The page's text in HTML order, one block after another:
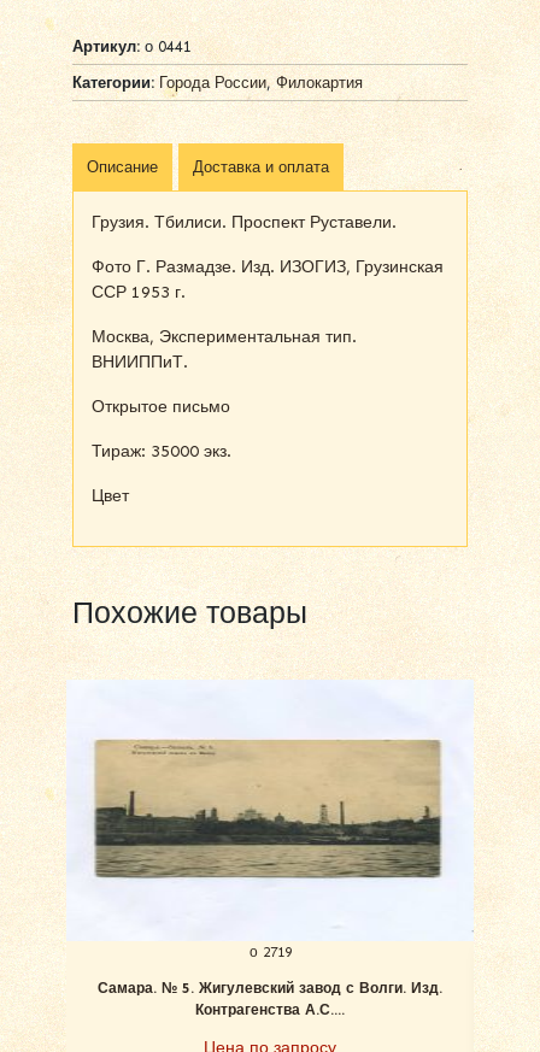
Alternative:
Артикул:о 0441
Категории: Города России,Филокартия
Описание Доставка и оплата
Грузия. Тбилиси. Проспект Руставели.
Фото Г. Размадзе. Изд. ИЗОГИЗ, Грузинская
ССР 1953 г.
Москва, Экспериментальная тип.
ВНИИППиТ.
Открытое письмо
Тираж: 35000 экз.
Цвет
Похожие товары
о 2719
Самара. № 5. Жигулевский завод с Волги. Изд.
Контрагенства А.С....